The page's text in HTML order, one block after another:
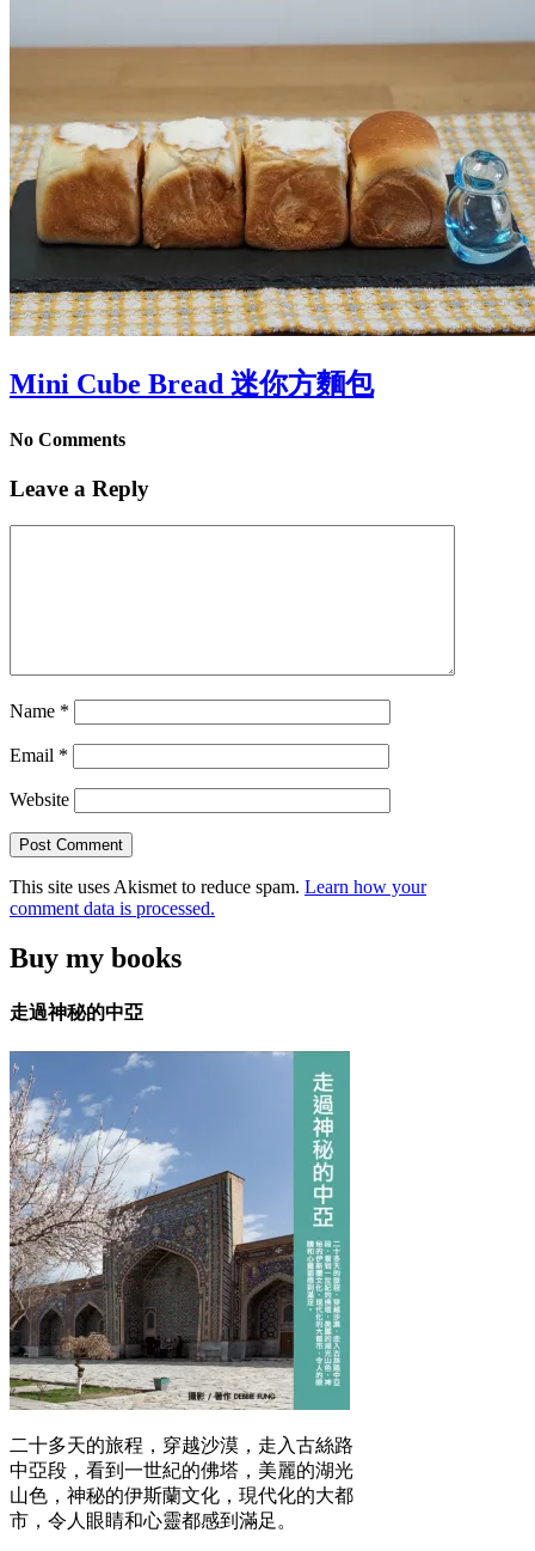
Mini Cube Bread 迷你方麵包
No Comments
Leave a Reply
Name *
Email *
Website
This site uses Akismet to reduce spam. Learn how your
comment data is processed.
Buy my books
走過神秘的中亞
二十多天的旅程，穿越沙漠，走入古絲路
中亞段，看到一世紀的佛塔，美麗的湖光
山色，神秘的伊斯蘭文化，現代化的大都
市，令人眼睛和心靈都感到滿足。